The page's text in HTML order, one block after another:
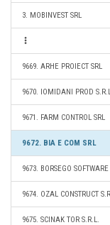
3. MOBINVEST SRL
9669. ARHE PROIECT SRL
9670. IOMIDANI PROD
9671. FARM CONTROL SRL
9672. BIA E COM SRL
9673. BORSEGO SOFTWARE
9674. OZAL CONSTRUCT
9675. SCINAK TOR S.R.L.